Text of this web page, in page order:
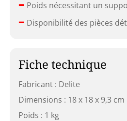
– Poids nécessitant un
– Disponibilité des pièces
Fiche technique
Fabricant : Delite
Dimensions : 18 x 18 x 9,3 cm
Poids : 1 kg